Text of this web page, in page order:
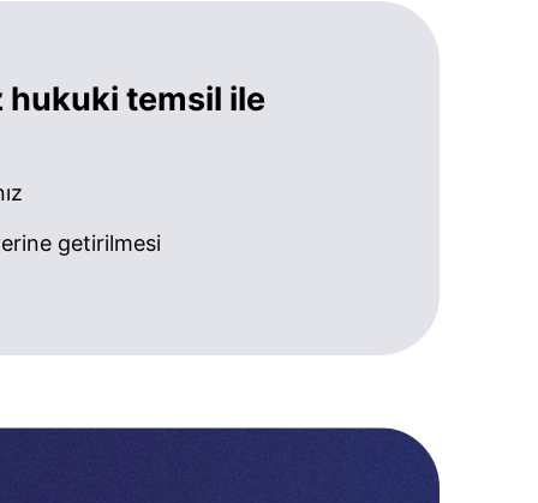
hukuki temsil ile
getirilmesi